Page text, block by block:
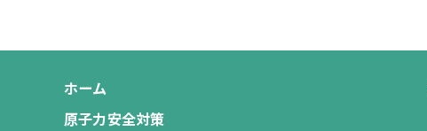
ホーム
原子力安全対策